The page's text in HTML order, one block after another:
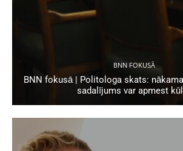
BNN FOKUSĀ
BNN fokusā | Politologa skats:
sadalījums var apmest